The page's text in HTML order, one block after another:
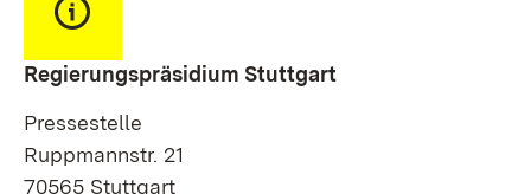
Regierungspräsidium Stuttgart
Pressestelle
Ruppmannstr. 21
70565 Stuttgart